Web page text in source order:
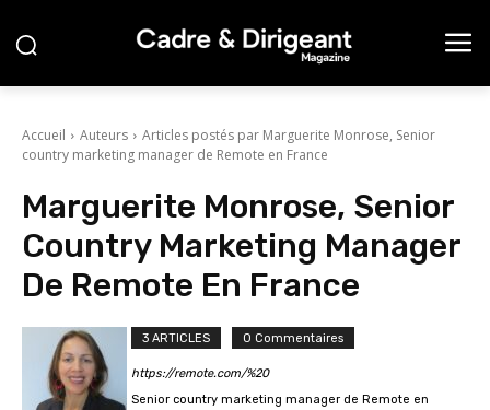
Accueil Auteurs
Articles postés par Marguerite Monrose, Senior
country marketing manager de Remote en France
Marguerite Monrose, Senior
Country Marketing Manager
De Remote En France
3 ARTICLES 0 Commentaires
https://remote.com/%20
Senior country marketing manager de Remote en